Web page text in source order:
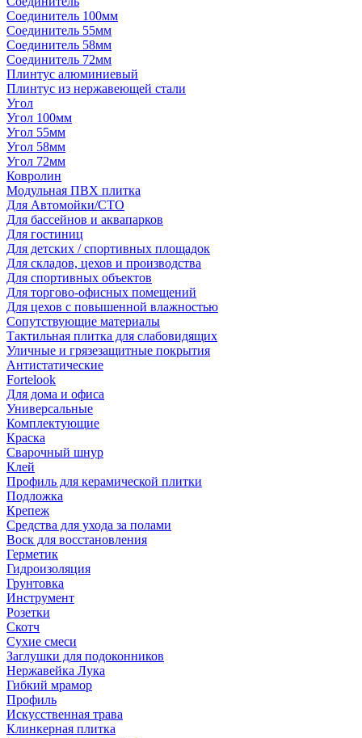
Соединитель 100мм
Соединитель 55мм
Соединитель 58мм
Соединитель 72мм
Плинтус алюминиевый
Плинтус из нержавеющей стали
Угол
Угол 100мм
Угол 55мм
Угол 58мм
Угол 72мм
Ковролин
Модульная ПВХ плитка
Для Автомойки/СТО
Для бассейнов и аквапарков
Для гостиниц
Для детских / спортивных площадок
Для складов, цехов и производства
Для спортивных объектов
Для торгово-офисных помещений
Для цехов с повышенной влажностью
Сопутствующие материалы
Тактильная плитка для слабовидящих
Уличные и грязезащитные покрытия
Антистатические
Fortelook
Для дома и офиса
Универсальные
Комплектующие
Краска
Сварочный шнур
Клей
Профиль для керамической плитки
Подложка
Крепеж
Средства для ухода за полами
Воск для восстановления
Герметик
Гидроизоляция
Грунтовка
Инструмент
Розетки
Скотч
Сухие смеси
Заглушки для подоконников
Нержавейка Лука
Гибкий мрамор
Профиль
Искусственная трава
Клинкерная плитка